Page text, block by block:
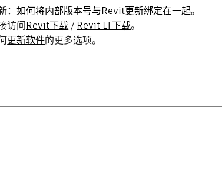
：如何将内部版本号与Revit更新绑定在一起。
访问Revit下载/ Revit LT下载。
更新软件的更多选项。